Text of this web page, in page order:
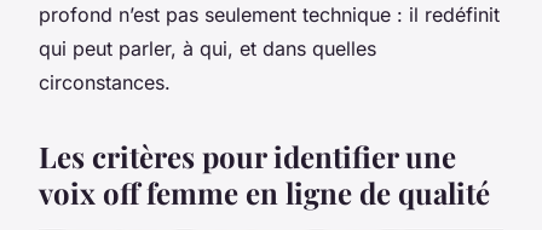
profond n’est pas seulement technique : il redéfinit
qui peut parler, à qui, et dans quelles
circonstances.
Les critères pour identifier une
voix off femme en ligne de qualité